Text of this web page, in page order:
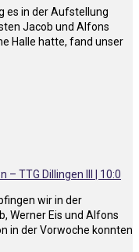
es in der Aufstellung
Jacob und Alfons
Halle hatte, fand unser
wir in der
Werner Eis und Alfons
in der Vorwoche konnten